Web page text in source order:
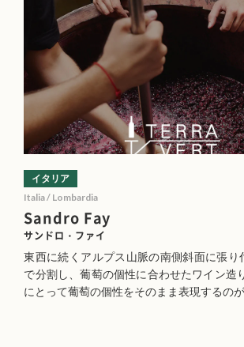
Sandro Fay
サンドロ・ファイ
イタリア
Italia / Lombardia
東西に続くアルプス山脈の南側斜面に張り
で分割し、葡萄の個性に合わせたワイン造
にとって葡萄の個性をそのまま表現するのが